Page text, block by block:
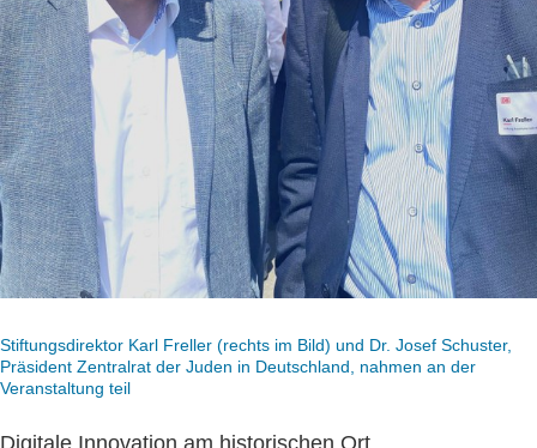
Stiftungsdirektor Karl Freller (rechts im Bild) und Dr. Josef Schuster,
Präsident Zentralrat der Juden in Deutschland, nahmen an der
Veranstaltung teil
Digitale Innovation am historischen Ort